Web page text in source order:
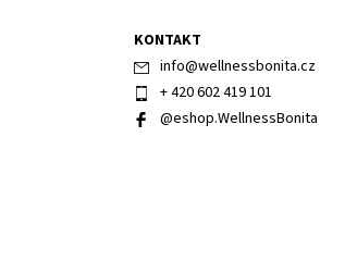
KONTAKT
info@wellnessbonita.cz
+ 420 602 419 101
@eshop.WellnessBonita